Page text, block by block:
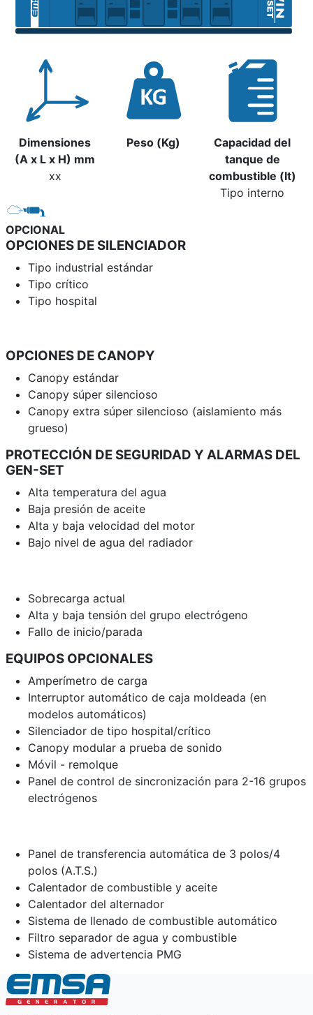
Dimensiones
(A x L x H) mm
xx
Peso (Kg)
Capacidad del
tanque de
combustible (lt)
Tipo interno
OPCIONAL
OPCIONES DE SILENCIADOR
Tipo industrial estándar
Tipo crítico
Tipo hospital
OPCIONES DE CANOPY
Canopy estándar
Canopy súper silencioso
Canopy extra súper silencioso (aislamiento más
grueso)
PROTECCIÓN DE SEGURIDAD Y ALARMAS DEL
GEN-SET
Alta temperatura del agua
Baja presión de aceite
Alta y baja velocidad del motor
Bajo nivel de agua del radiador
Sobrecarga actual
Alta y baja tensión del grupo electrógeno
Fallo de inicio/parada
EQUIPOS OPCIONALES
Amperímetro de carga
Interruptor automático de caja moldeada (en
modelos automáticos)
Silenciador de tipo hospital/crítico
Canopy modular a prueba de sonido
Móvil - remolque
Panel de control de sincronización para 2-16 grupos
electrógenos
Panel de transferencia automática de 3 polos/4
polos (A.T.S.)
Calentador de combustible y aceite
Calentador del alternador
Sistema de llenado de combustible automático
Filtro separador de agua y combustible
Sistema de advertencia PMG